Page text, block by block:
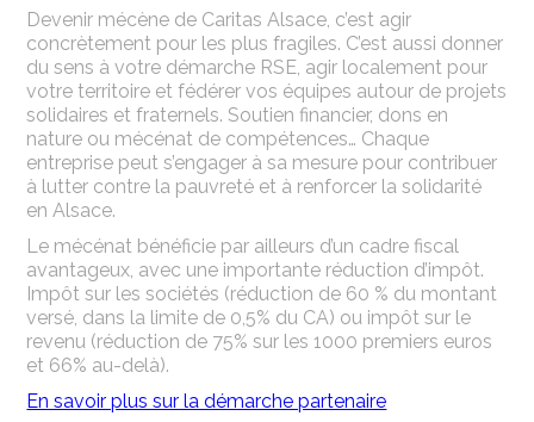
Devenir mécène de Caritas Alsace, c’est agir
concrètement pour les plus fragiles. C’est aussi donner
du sens à votre démarche RSE, agir localement pour
votre territoire et fédérer vos équipes autour de projets
solidaires et fraternels. Soutien financier, dons en
nature ou mécénat de compétences… Chaque
entreprise peut s’engager à sa mesure pour contribuer
à lutter contre la pauvreté et à renforcer la solidarité
en Alsace.
Le mécénat bénéficie par ailleurs d’un cadre fiscal
avantageux, avec une importante réduction d’impôt.
Impôt sur les sociétés (réduction de 60 % du montant
versé, dans la limite de 0,5% du CA) ou impôt sur le
revenu (réduction de 75% sur les 1000 premiers euros
et 66% au-delà).
En savoir plus sur la démarche partenaire